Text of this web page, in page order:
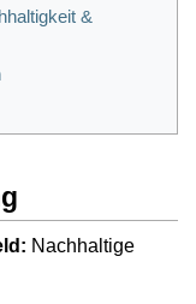
&
Nachhaltige